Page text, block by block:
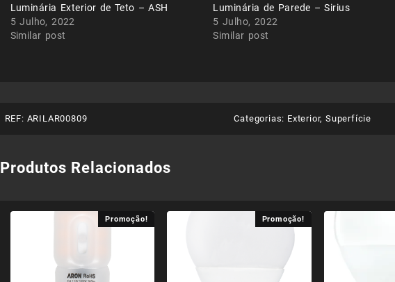
Luminária Exterior de Teto – ASH
5 Julho, 2022
Similar post
Luminária de Parede – Sirius
5 Julho, 2022
Similar post
REF: ARILAR00809 Categorias: Exterior,Superfície
Produtos Relacionados
Promoção! Promoção!